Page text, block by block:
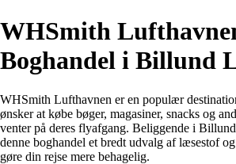
WHSmith
Boghandel i Billund
WHSmith Lufthavnen er en populær
ønsker at købe bøger, magasiner, snacks og
venter på deres flyafgang. Beliggende i
denne boghandel et bredt udvalg af læsestof
gøre din rejse mere behagelig.